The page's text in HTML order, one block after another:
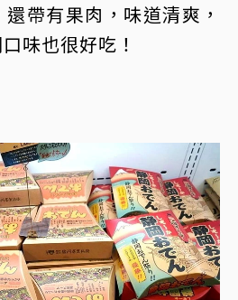
帶有果肉，味道清爽，
味也很好吃！